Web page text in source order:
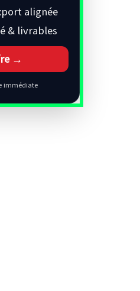
alignée
& livrables
→
immédiate